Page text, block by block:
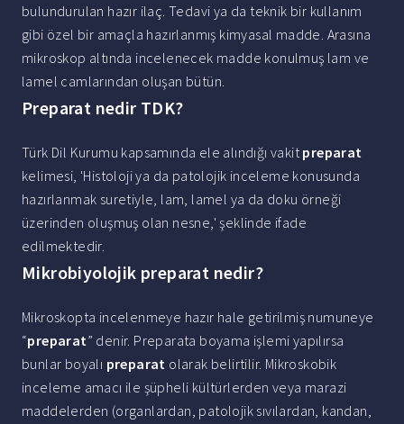
bulundurulan hazır ilaç. Tedavi ya da teknik bir kullanım
gibi özel bir amaçla hazırlanmış kimyasal madde. Arasına
mikroskop altında incelenecek madde konulmuş lam ve
lamel camlarından oluşan bütün.
Preparat nedir TDK?
Türk Dil Kurumu kapsamında ele alındığı vakitpreparat
kelimesi, 'Histoloji ya da patolojik inceleme konusunda
hazırlanmak suretiyle, lam, lamel ya da doku örneği
üzerinden oluşmuş olan nesne,' şeklinde ifade
edilmektedir.
Mikrobiyolojik preparat nedir?
Mikroskopta incelenmeye hazır hale getirilmiş numuneye
“preparat” denir. Preparata boyama işlemi yapılırsa
bunlar boyalı preparat olarak belirtilir. Mikroskobik
inceleme amacı ile şüpheli kültürlerden veya marazi
maddelerden (organlardan, patolojik sıvılardan, kandan,